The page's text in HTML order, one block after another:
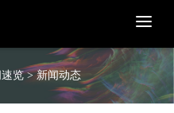
T
g
g
l
e
n
览>新闻动态